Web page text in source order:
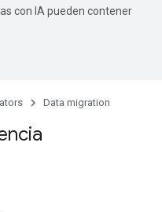
con IA pueden contener
Data migration